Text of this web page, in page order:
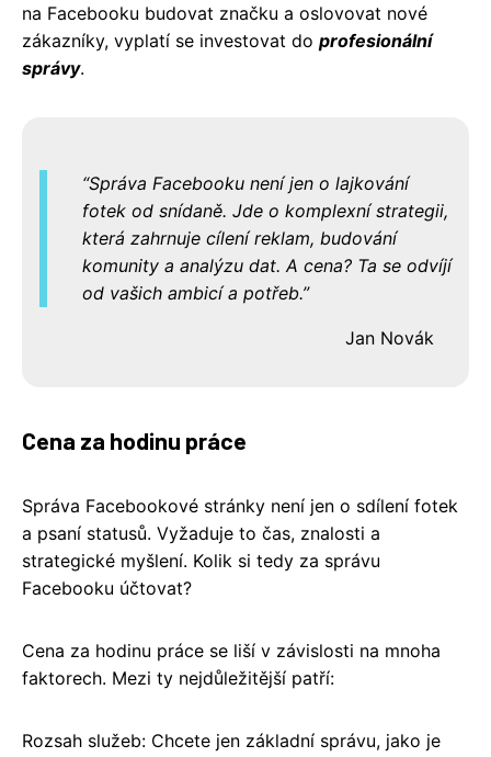
na Facebooku budovat značku a oslovovat nové
zákazníky, vyplatí se investovat do profesionální
správy.
Správa Facebooku není jen o lajkování
fotek od snídaně. Jde o komplexní strategii,
která zahrnuje cílení reklam, budování
komunity a analýzu dat. A cena? Ta se odvíjí
od vašich ambicí a potřeb.
Jan Novák
Cena za hodinu práce
Správa Facebookové stránky není jen o sdílení fotek
a psaní statusů. Vyžaduje to čas, znalosti a
strategické myšlení. Kolik si tedy za správu
Facebooku účtovat?
Cena za hodinu práce se liší v závislosti na mnoha
faktorech. Mezi ty nejdůležitější patří:
Rozsah služeb: Chcete jen základní správu, jako je